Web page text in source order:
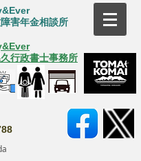
害年金相談所
行政書士事務所